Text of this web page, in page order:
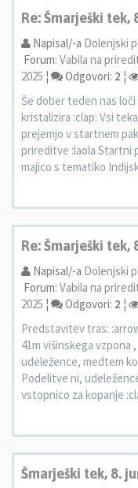
Re: Šmarješki tek,
Napisal/-a Dolenjski
Forum: Vabila na
2025 ¦ Odgovori: 2 ¦
Še dober teden nas
kristalizira :clap: Vsi
prejemjo v startnem
prireditve :laola Startni
majico s tematiko
Re: Šmarješki tek,
Napisal/-a Dolenjski
Forum: Vabila na
2025 ¦ Odgovori: 2 ¦
Predstavitev tras:
41m višinskega vzpona
udeležence, medtem
Podelitve ni,
vstopnico za kopanje
Šmarješki tek, 8.